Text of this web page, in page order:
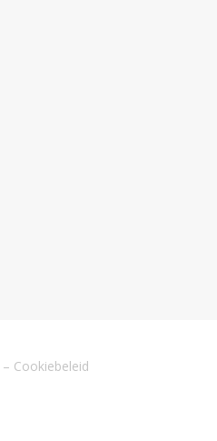
– Cookiebeleid